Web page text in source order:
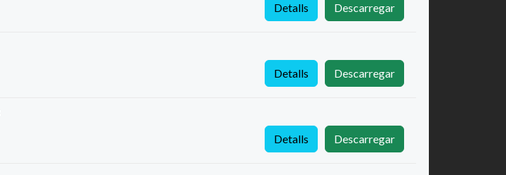
Descarregar
Detalls
Descarregar
Detalls
Descarregar
Detalls